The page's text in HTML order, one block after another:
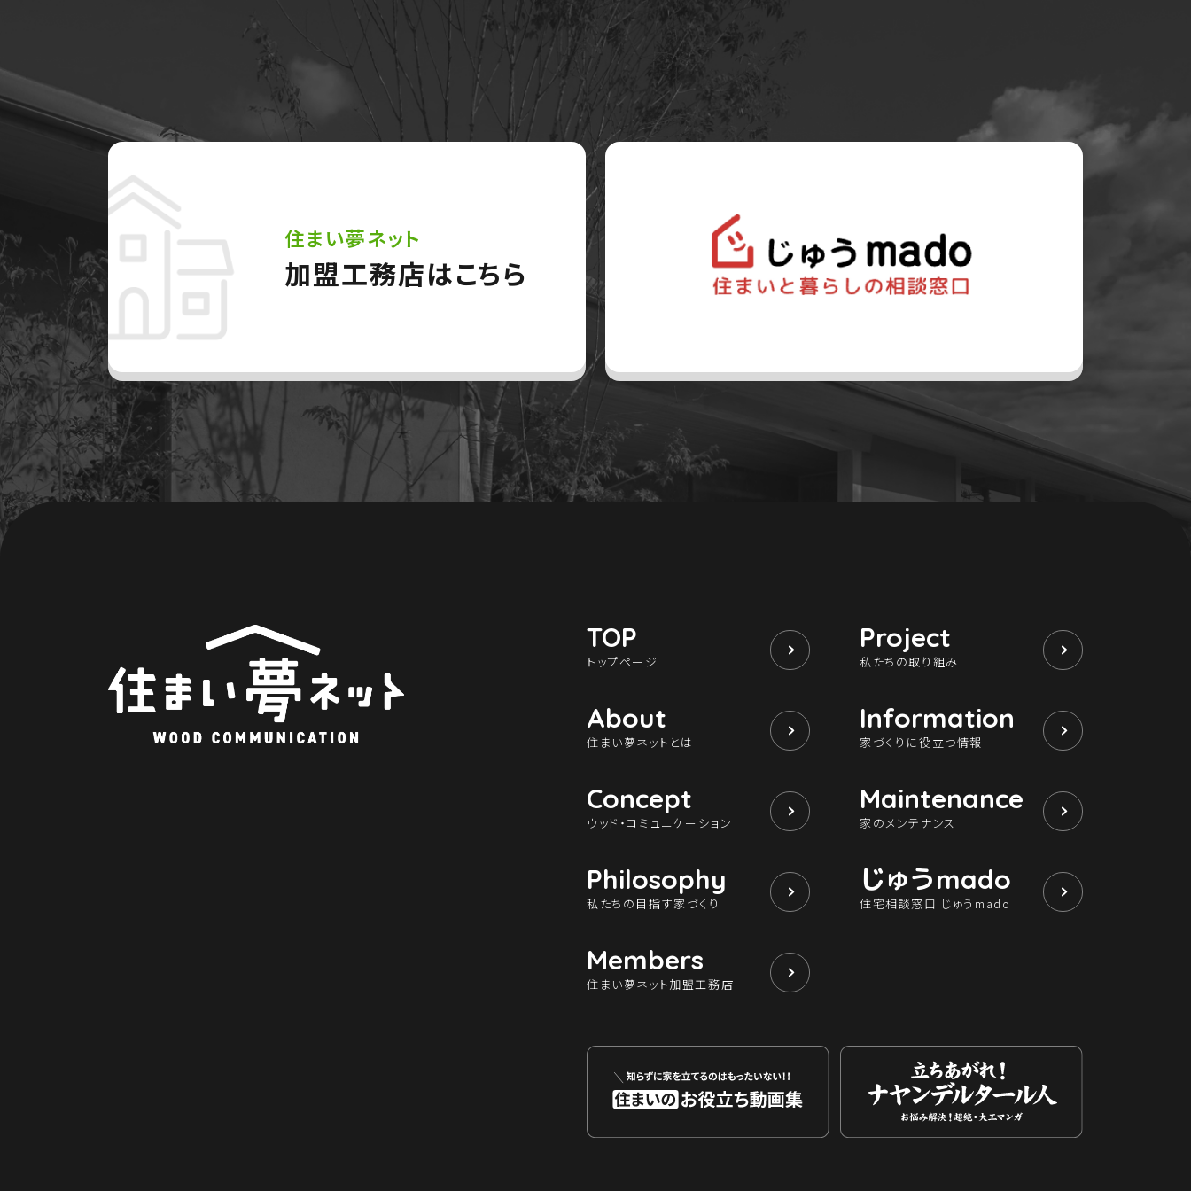
住まい夢ネット
加盟工務店はこちら
TOP
トップページ
About
住まい夢ネットとは
Concept
ウッド・コミュニケーション
Philosophy
私たちの目指す家づくり
Members
住まい夢ネット加盟工務店
Project
私たちの取り組み
Information
家づくりに役立つ情報
Maintenance
家のメンテナンス
じゅうmado
住宅相談窓口 じゅうmado